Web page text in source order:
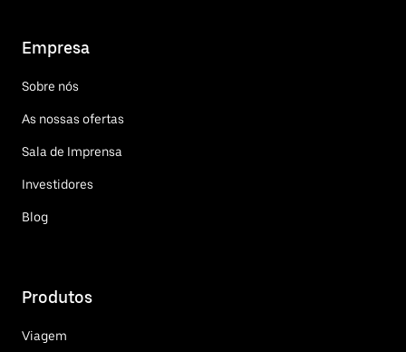
Empresa
Sobre nós
As nossas ofertas
Sala de Imprensa
Investidores
Blog
Produtos
Viagem